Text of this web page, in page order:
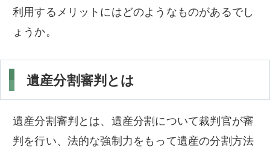
弁護士紹介
事務所概要/アクセス
利用するメリットにはどのようなものがあるでし
ょうか。
遺産分割審判とは
遺産分割審判とは、遺産分割について裁判官が審
判を行い、法的な強制力をもって遺産の分割方法